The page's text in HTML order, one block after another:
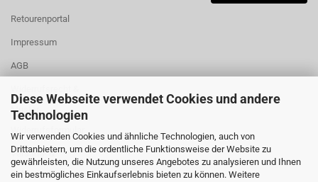
Diese Webseite verwendet Cookies und andere
Technologien
Wir verwenden Cookies und ähnliche Technologien, auch von
Drittanbietern, um die ordentliche Funktionsweise der Website zu
gewährleisten, die Nutzung unseres Angebotes zu analysieren und Ihnen
ein bestmögliches Einkaufserlebnis bieten zu können. Weitere
Retourenportal
Impressum
AGB
Muster-
Widerrufsformular
Versand- &
Zahlungsbedingungen